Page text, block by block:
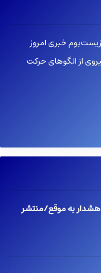
خبری امروز
از الگوهای حرکت
هشدار به موقع/منتشر